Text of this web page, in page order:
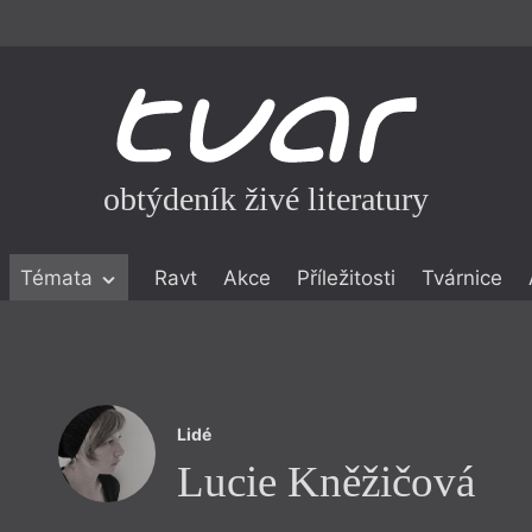
obtýdeník živé literatury
Témata Ravt Akce Příležitosti Tvárnice
Lidé
Lucie Kněžičová